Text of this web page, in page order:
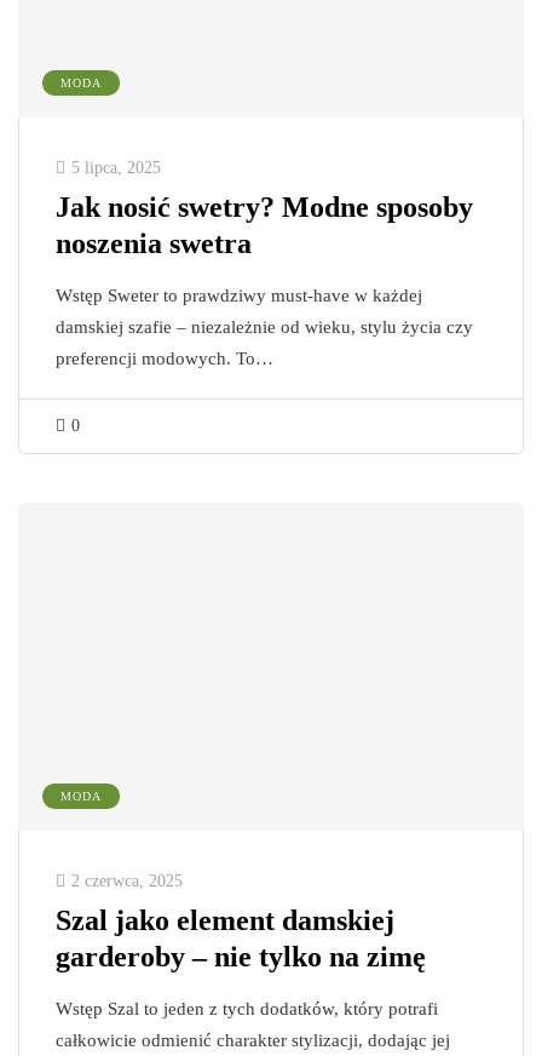
MODA
5 lipca, 2025
Jak nosić swetry? Modne sposoby
noszenia swetra
Wstęp Sweter to prawdziwy must-have w każdej
damskiej szafie – niezależnie od wieku, stylu życia czy
preferencji modowych. To…
0
MODA
2 czerwca, 2025
Szal jako element damskiej
garderoby – nie tylko na zimę
Wstęp Szal to jeden z tych dodatków, który potrafi
całkowicie odmienić charakter stylizacji, dodając jej